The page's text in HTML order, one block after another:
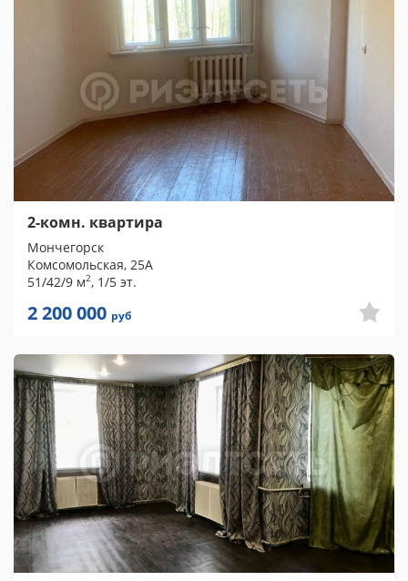
2-комн. квартира
Мончегорск
Комсомольская, 25А
51/42/9 м2, 1/5 эт.
2 200 000 руб